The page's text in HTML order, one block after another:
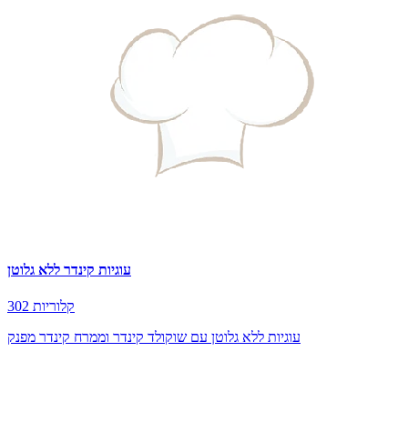
עוגיות קינדר ללא גלוטן
302 קלוריות
עוגיות ללא גלוטן עם שוקולד קינדר וממרח קינדר מפנק